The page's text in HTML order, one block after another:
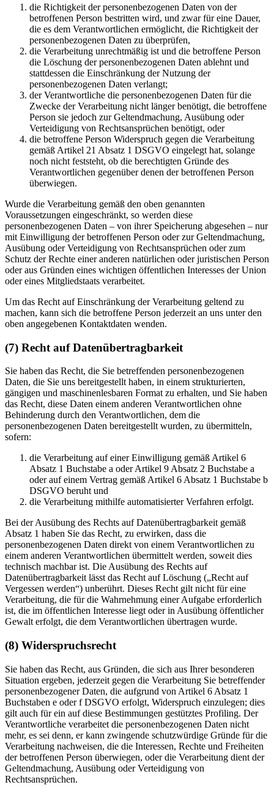
die Richtigkeit der personenbezogenen Daten von der
betroffenen Person bestritten wird, und zwar für eine Dauer,
die es dem Verantwortlichen ermöglicht, die Richtigkeit der
personenbezogenen Daten zu überprüfen,
die Verarbeitung unrechtmäßig ist und die betroffene Person
die Löschung der personenbezogenen Daten ablehnt und
stattdessen die Einschränkung der Nutzung der
personenbezogenen Daten verlangt;
der Verantwortliche die personenbezogenen Daten für die
Zwecke der Verarbeitung nicht länger benötigt, die betroffene
Person sie jedoch zur Geltendmachung, Ausübung oder
Verteidigung von Rechtsansprüchen benötigt, oder
die betroffene Person Widerspruch gegen die Verarbeitung
gemäß Artikel 21 Absatz 1 DSGVO eingelegt hat, solange
noch nicht feststeht, ob die berechtigten Gründe des
Verantwortlichen gegenüber denen der betroffenen Person
überwiegen.
Wurde die Verarbeitung gemäß den oben genannten
Voraussetzungen eingeschränkt, so werden diese
personenbezogenen Daten – von ihrer Speicherung abgesehen – nur
mit Einwilligung der betroffenen Person oder zur Geltendmachung,
Ausübung oder Verteidigung von Rechtsansprüchen oder zum
Schutz der Rechte einer anderen natürlichen oder juristischen Person
oder aus Gründen eines wichtigen öffentlichen Interesses der Union
oder eines Mitgliedstaats verarbeitet.
Um das Recht auf Einschränkung der Verarbeitung geltend zu
machen, kann sich die betroffene Person jederzeit an uns unter den
oben angegebenen Kontaktdaten wenden.
(7) Recht auf Datenübertragbarkeit
Sie haben das Recht, die Sie betreffenden personenbezogenen
Daten, die Sie uns bereitgestellt haben, in einem strukturierten,
gängigen und maschinenlesbaren Format zu erhalten, und Sie haben
das Recht, diese Daten einem anderen Verantwortlichen ohne
Behinderung durch den Verantwortlichen, dem die
personenbezogenen Daten bereitgestellt wurden, zu übermitteln,
sofern:
die Verarbeitung auf einer Einwilligung gemäß Artikel 6
Absatz 1 Buchstabe a oder Artikel 9 Absatz 2 Buchstabe a
oder auf einem Vertrag gemäß Artikel 6 Absatz 1 Buchstabe b
DSGVO beruht und
die Verarbeitung mithilfe automatisierter Verfahren erfolgt.
Bei der Ausübung des Rechts auf Datenübertragbarkeit gemäß
Absatz 1 haben Sie das Recht, zu erwirken, dass die
personenbezogenen Daten direkt von einem Verantwortlichen zu
einem anderen Verantwortlichen übermittelt werden, soweit dies
technisch machbar ist. Die Ausübung des Rechts auf
Datenübertragbarkeit lässt das Recht auf Löschung („Recht auf
Vergessen werden“) unberührt. Dieses Recht gilt nicht für eine
Verarbeitung, die für die Wahrnehmung einer Aufgabe erforderlich
ist, die im öffentlichen Interesse liegt oder in Ausübung öffentlicher
Gewalt erfolgt, die dem Verantwortlichen übertragen wurde.
(8) Widerspruchsrecht
Sie haben das Recht, aus Gründen, die sich aus Ihrer besonderen
Situation ergeben, jederzeit gegen die Verarbeitung Sie betreffender
personenbezogener Daten, die aufgrund von Artikel 6 Absatz 1
Buchstaben e oder f DSGVO erfolgt, Widerspruch einzulegen; dies
gilt auch für ein auf diese Bestimmungen gestütztes Profiling. Der
Verantwortliche verarbeitet die personenbezogenen Daten nicht
mehr, es sei denn, er kann zwingende schutzwürdige Gründe für die
Verarbeitung nachweisen, die die Interessen, Rechte und Freiheiten
der betroffenen Person überwiegen, oder die Verarbeitung dient der
Geltendmachung, Ausübung oder Verteidigung von
Rechtsansprüchen.